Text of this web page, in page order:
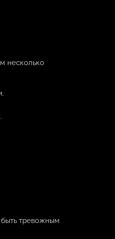
несколько
быть тревожным